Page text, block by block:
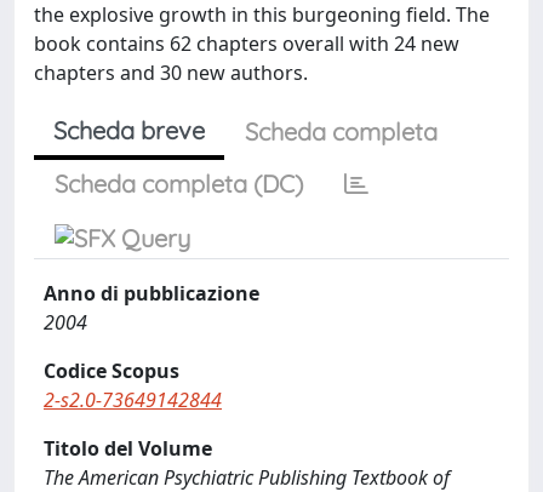
the explosive growth in this burgeoning field. The
book contains 62 chapters overall with 24 new
chapters and 30 new authors.
Scheda breve
Scheda completa
Scheda completa (DC)
Anno di pubblicazione
2004
Codice Scopus
2-s2.0-73649142844
Titolo del Volume
The American Psychiatric Publishing Textbook of